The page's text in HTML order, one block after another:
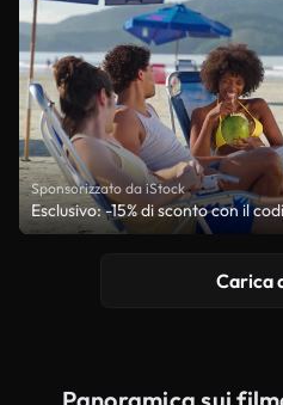
Sponsorizzato da iStock
Esclusivo: -15% di sconto con il
Carica